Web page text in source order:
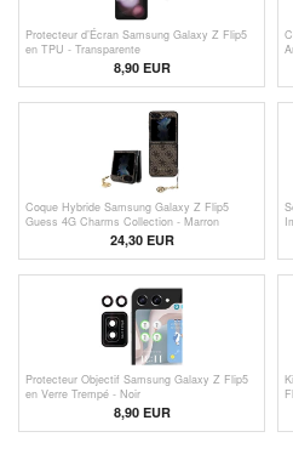
Protecteur d’Écran Samsung Galaxy Z Flip5
en TPU - Transparente
8,90 EUR
Coque Hybride Samsung Galaxy Z Flip5
Guess 4G Charms Collection - Marron
24,30 EUR
Protecteur Objectif Samsung Galaxy Z Flip5
en Verre Trempé - Noir
8,90 EUR